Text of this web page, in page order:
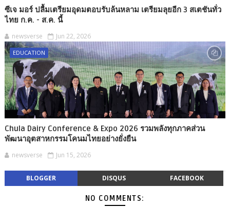
ซีเจ มอร์ ปลื้มเตรียมอุดมตอบรับล้นหลาม เตรียมลุยอีก 3 สเตชันทั่ว
ไทย ก.ค. - ส.ค. นี้
newsverse Jun 22, 2026
EDUCATION
Chula Dairy Conference & Expo 2026 รวมพลังทุกภาคส่วน
พัฒนาอุตสาหกรรมโคนมไทยอย่างยั่งยืน
newsverse Jun 15, 2026
BLOGGER DISQUS FACEBOOK
NO COMMENTS: